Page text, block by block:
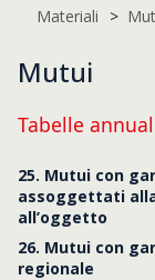
Materiali
Mutui
Tabelle
25. Mutui con
assoggettati
all’oggetto
26. Mutui con
regionale